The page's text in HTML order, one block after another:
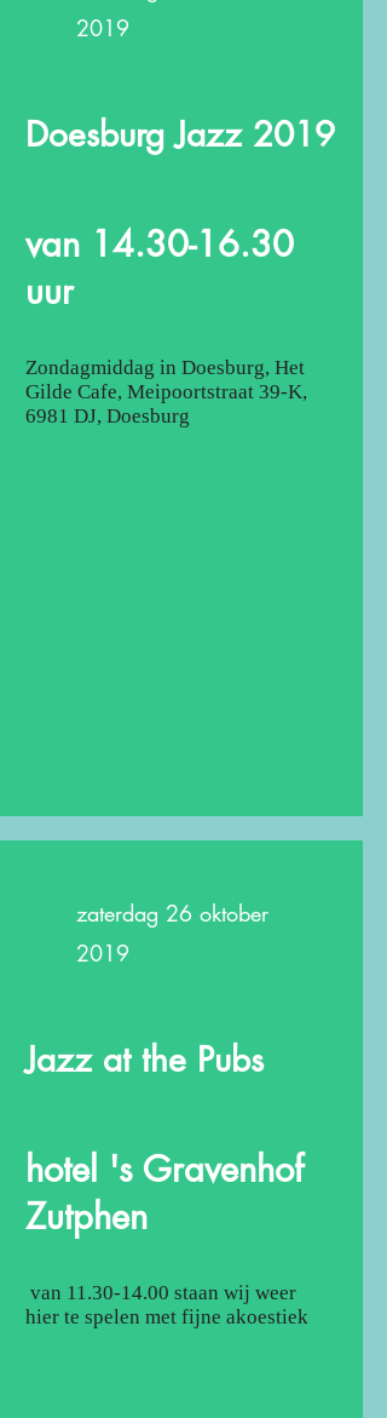
2019
Doesburg Jazz 2019
van 14.30-16.30
uur
Zondagmiddag in Doesburg, Het
Gilde Cafe, Meipoortstraat 39-K,
6981 DJ, Doesburg
zaterdag 26 oktober
2019
Jazz at the Pubs
hotel 's Gravenhof
Zutphen
van 11.30-14.00 staan wij weer
hier te spelen met fijne akoestiek